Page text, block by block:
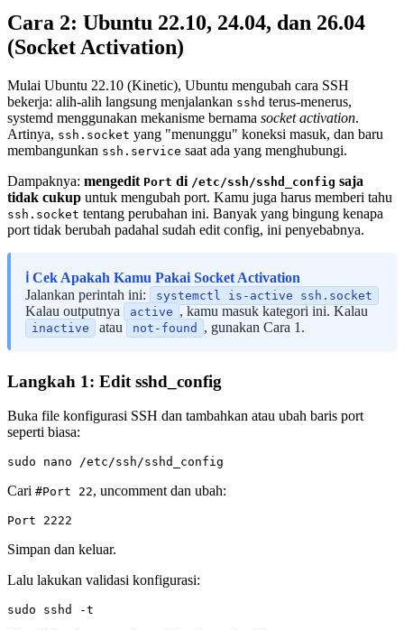
Cara 2: Ubuntu 22.10, 24.04, dan 26.04
(Socket Activation)
Mulai Ubuntu 22.10 (Kinetic), Ubuntu mengubah cara SSH
bekerja: alih-alih langsung menjalankan sshd terus-menerus,
systemd menggunakan mekanisme bernama socket activation.
Artinya, ssh.socket yang "menunggu" koneksi masuk, dan baru
membangunkan ssh.service saat ada yang menghubungi.
Dampaknya: mengedit Port di /etc/ssh/sshd_config saja
tidak cukup untuk mengubah port. Kamu juga harus memberi tahu
ssh.socket tentang perubahan ini. Banyak yang bingung kenapa
port tidak berubah padahal sudah edit config, ini penyebabnya.
ℹ️ Cek Apakah Kamu Pakai Socket Activation
Jalankan perintah ini:
systemctl is-active ssh.socket
Kalau outputnya active , kamu masuk kategori ini. Kalau
inactive atau not-found , gunakan Cara 1.
Langkah 1: Edit sshd_config
Buka file konfigurasi SSH dan tambahkan atau ubah baris port
seperti biasa:
Cari #Port 22, uncomment dan ubah:
Simpan dan keluar.
Lalu lakukan validasi konfigurasi: